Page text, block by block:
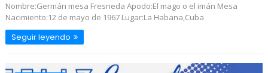
Nombre:Germán mesa Fresneda Apodo:El mago o el imán Mesa
Nacimiento:12 de mayo de 1967 Lugar:La Habana,Cuba
Seguir leyendo